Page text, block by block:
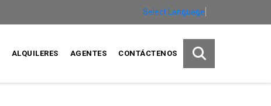
Select Language
ALQUILERES AGENTES CONTÁCTENOS